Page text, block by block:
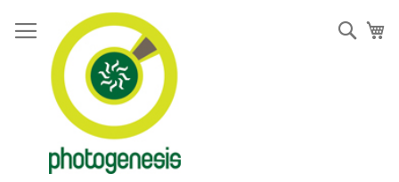
para
o
conteúdo